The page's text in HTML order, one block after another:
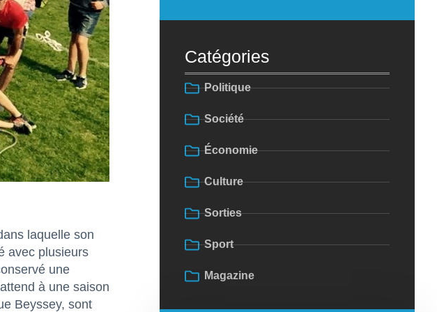
laquelle son
avec plusieurs
une
à une saison
Beyssey, sont
Catégories
Politique
Société
Économie
Culture
Sorties
Sport
Magazine